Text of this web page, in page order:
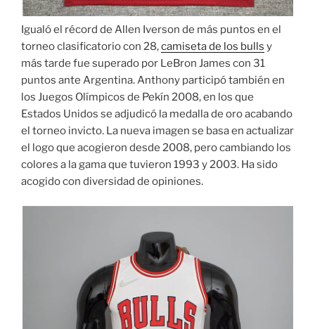
Igualó el récord de Allen Iverson de más puntos en el
torneo clasificatorio con 28,camiseta de los bulls y
más tarde fue superado por LeBron James con 31
puntos ante Argentina. Anthony participó también en
los Juegos Olímpicos de Pekín 2008, en los que
Estados Unidos se adjudicó la medalla de oro acabando
el torneo invicto. La nueva imagen se basa en actualizar
el logo que acogieron desde 2008, pero cambiando los
colores a la gama que tuvieron 1993 y 2003. Ha sido
acogido con diversidad de opiniones.